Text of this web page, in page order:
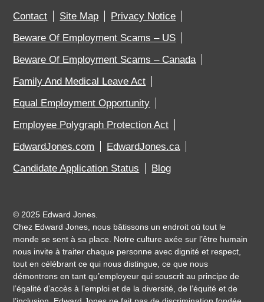
Contact Site Map
Privacy Notice
Beware Of Employment Scams – US
Beware Of Employment Scams – Canada
Family And Medical Leave Act
Equal Employment Opportunity
Employee Polygraph Protection Act
EdwardJones.com
EdwardJones.ca
Candidate Application Status
Blog
© 2025 Edward Jones.
Chez Edward Jones, nous bâtissons un endroit où tout le
monde se sent à sa place. Notre culture axée sur l’être humain
nous invite à traiter chaque personne avec dignité et respect,
tout en célébrant ce qui nous distingue, ce que nous
démontrons en tant qu’employeur qui souscrit au principe de
l’égalité d’accès à l’emploi et de la diversité, de l’équité et de